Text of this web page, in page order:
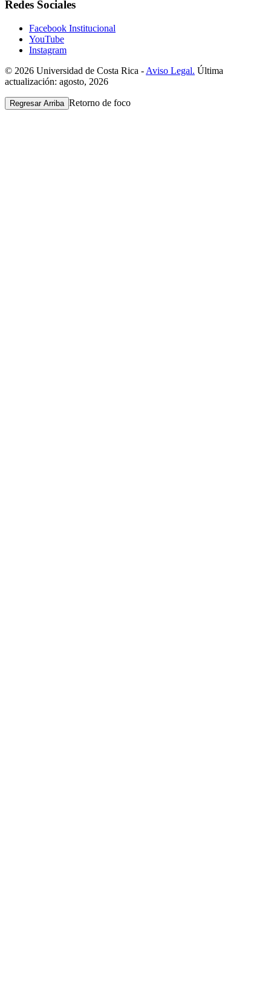
Redes Sociales
Facebook Institucional
YouTube
Instagram
© 2026 Universidad de Costa Rica - Aviso Legal. Última
actualización: agosto, 2026
Regresar Arriba Retorno de foco